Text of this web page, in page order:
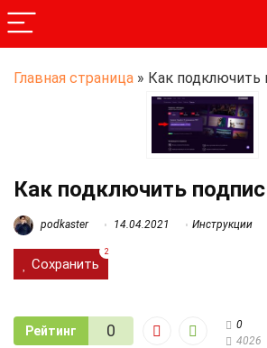
Главная страница » Как подключить
Как подключить
podkaster 14.04.2021 Инструкции
Сохранить
2
Рейтинг 0
0
4026